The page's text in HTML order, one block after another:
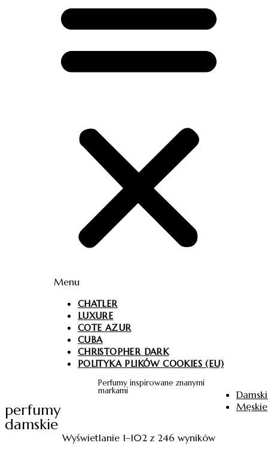
Menu
CHATLER
LUXURE
COTE AZUR
CUBA
CHRISTOPHER DARK
POLITYKA PLIKÓW COOKIES (EU)
perfumy
damskie
Perfumy inspirowane znanymi
markami
Męskie
Wyświetlanie 1–102 z 246 wyników